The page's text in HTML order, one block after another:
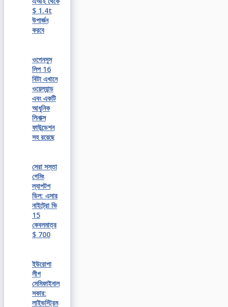
$ 1.4t
উপার্জন
করবে
ওপেনসুস
লিপ 16
বিটা এখানে
ওয়েল্যান্ড
এবং একটি
আধুনিক
লিনাক্স
ফাউন্ডেশন
সহ রয়েছে
সেরা সস্তা
গেমিং
ল্যাপটপ
ডিল: এসার
নাইট্রো ভি
15
কেবলমাত্র
$ 700
ইউরোপা
লীগ
সেমিফাইনাল
সকার:
লাইভস্ট্রিম